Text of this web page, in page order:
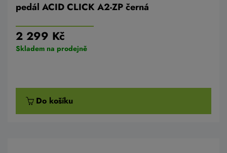
pedál ACID CLICK A2-ZP černá
2 299 Kč
Skladem na prodejně
Do košíku